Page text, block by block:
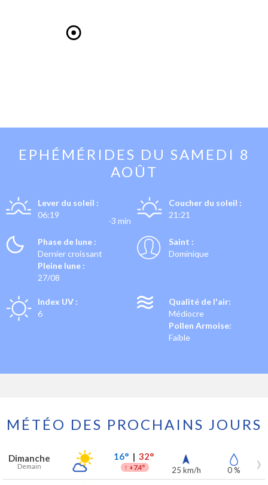
EPHÉMÉRIDES DU SAMEDI 8
AOÛT
Lever du soleil :
06:19
-3 min
Coucher du soleil :
21:21
Phase de lune :
Dernier croissant
Pleine lune :
27/08
Saint :
Dominique
Index UV :
6
Qualité de l'air:
Médiocre
Pollen Armoise:
Faible
MÉTÉO DES PROCHAINS JOURS
Prévisions météo à Oostakker pour les 7 prochains jours
Jour Météo Températures Vent Précipitations
Dimanche
Demain
16°| 32°
↑ +7.4° 25 km/h 0 %